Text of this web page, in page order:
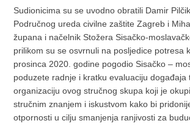
Sudionicima su se uvodno obratili Damir
Područnog ureda civilne zaštite Zagreb i
župana i načelnik Stožera Sisačko-
prilikom su se osvrnuli na posljedice potresa
prosinca 2020. godine pogodio Sisačko –
poduzete radnje i kratku evaluaciju događaja
organizaciju ovog stručnog skupa koji je
stručnim znanjem i iskustvom kako bi
otpornosti u cilju smanjenja ranjivosti za